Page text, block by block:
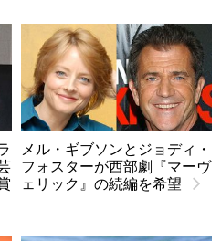
メル・ギブソンとジョディ・
フォスターが西部劇『マーヴ
ェリック』の続編を希望